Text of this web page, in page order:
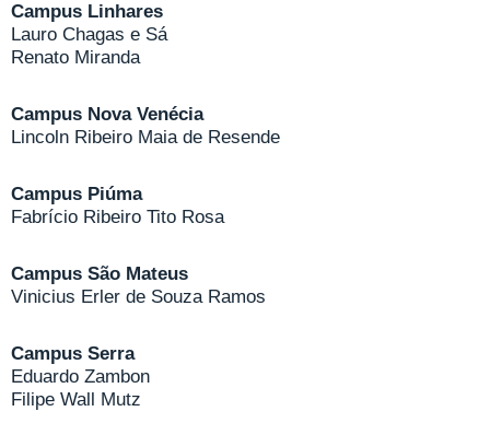
Campus Linhares
Lauro Chagas e Sá
Renato Miranda
Campus Nova Venécia
Lincoln Ribeiro Maia de Resende
Campus Piúma
Fabrício Ribeiro Tito Rosa
Campus São Mateus
Vinicius Erler de Souza Ramos
Campus Serra
Eduardo Zambon
Filipe Wall Mutz